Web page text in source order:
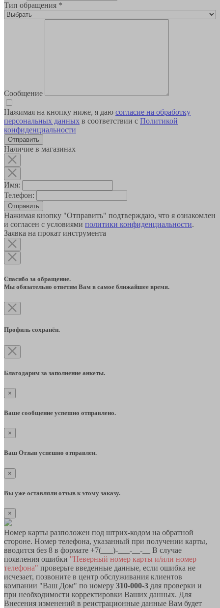
Тип обращения *
Сообщение
Нажимая на кнопку ниже, я даю согласие на обработку
персональных данных в соответствии с Политикой
конфиденциальности
Наличие в магазинах
Имя:
Телефон:
Отправить
Нажимая кнопку "Отправить" подтверждаю, что я ознакомлен
и согласен с условиями политики конфиденциальности.
Заявка на прокат инструмента
Спасибо за обращение.
Мы обязательно ответим Вам в самое ближайшее время.
Профиль сохранён.
Благодарим за заполнение анкеты.
×
Ваше сообщение успешно отправлено.
×
Ваш Отзыв успешно отправлен.
×
Вы уже оставляли отзыв к этому заказу.
×
Номер карты разположен под штрих-кодом на обратной
стороне. Номер телефона, указанный при получении карты,
вводится без 8 в формате +7(___)-___-__-__ В случае
появления ошибки "Неверный номер карты и/или номер
телефона" проверьте введенные данные, если ошибка не
исчезает, позвоните в центр обслуживания клиентов
компании "Ваш Дом" по номеру 310-000-3 для проверки и
при необходимости корректировки Ваших данных. Для
Внесения изменений в реистрационные данные Вам будет